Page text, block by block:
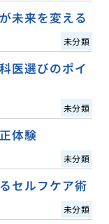
未来を変える
未分類
医選びのポイ
未分類
体験
未分類
セルフケア術
未分類